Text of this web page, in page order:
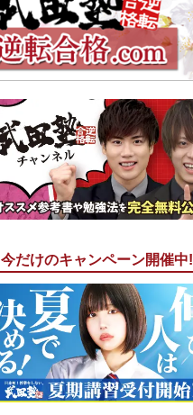
今だけのキャンペーン開催中!